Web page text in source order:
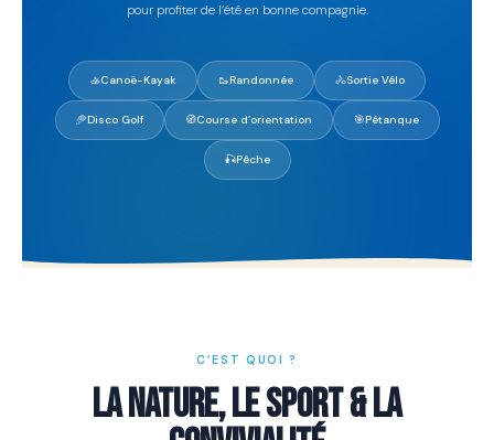
pour profiter de l’été en bonne compagnie.
🚣Canoë-Kayak 🥾Randonnée 🚴Sortie Vélo
🥏Disco Golf 🧭Course d’orientation 🎯Pétanque
🎣Pêche
C’EST QUOI ?
LA NATURE, LE SPORT & LA